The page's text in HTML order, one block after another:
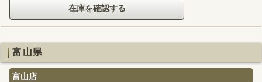
富山県
富山店